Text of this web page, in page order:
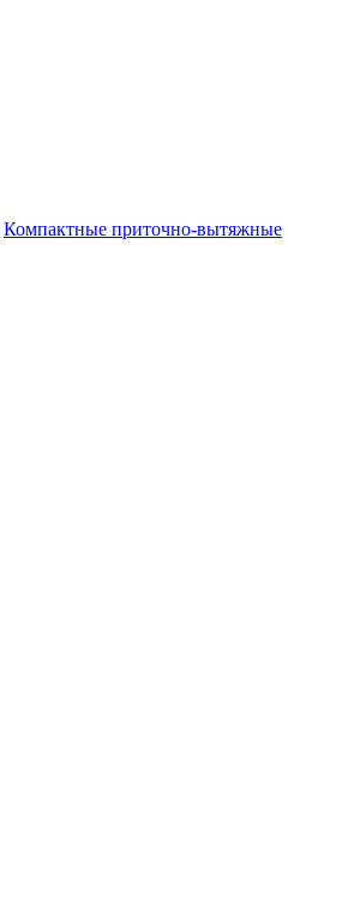
Компактные приточно-вытяжные